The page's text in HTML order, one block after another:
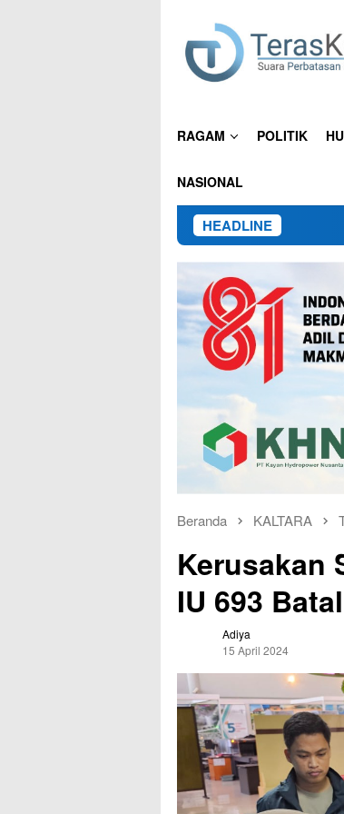
konten
RAGAM POLITIK
NASIONAL
HEADLINE
Beranda KALTARA
Kerusakan
IU 693
Adiya
15 April 2024